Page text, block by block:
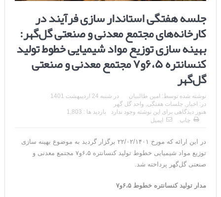
جلسه هفتگی استاندار سازی فرآیند در
کارخانه‌های مجتمع معدنی و صنعتی گل‌گهر:
بهینه سازی توزیع مواد شیمیایی خطوط تولید
کنسانتره ۶،۵و۷ مجتمع معدنی و صنعتی
گل‌گهر
نوشته شده توسط: امین طالبیان در شنبه 24 اردیبهشت 1401
در: اخبار , جلسات هفتگی, واحد گل گهر
هنوز دیدگاهی برای این نوشته وجود ندارد
بازدید ها : 1,803
چاپ
ایمیل
در این ارائه که مورخ ۲۲/۰۲/۱۴۰۱ برگزار گردید به موضوع بهینه سازی
توزیع مواد شیمیایی خطوط تولید کنسانتره ۶،۵و۷ مجتمع معدنی و
صنعتی گل‌گهر پرداخته شد.
مدار تولید کنسانتره خطوط ۶،۵و۷